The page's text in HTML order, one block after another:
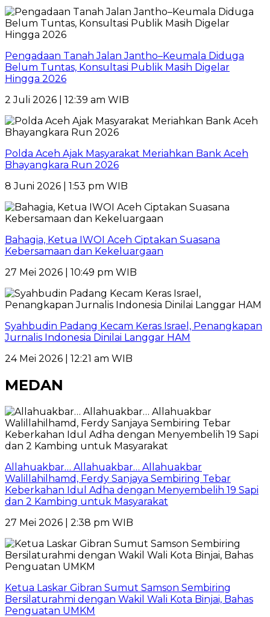
Pengadaan Tanah Jalan Jantho–Keumala Diduga
Belum Tuntas, Konsultasi Publik Masih Digelar
Hingga 2026
2 Juli 2026 | 12:39 am WIB
Polda Aceh Ajak Masyarakat Meriahkan Bank Aceh
Bhayangkara Run 2026
8 Juni 2026 | 1:53 pm WIB
Bahagia, Ketua IWOI Aceh Ciptakan Suasana
Kebersamaan dan Kekeluargaan
27 Mei 2026 | 10:49 pm WIB
Syahbudin Padang Kecam Keras Israel, Penangkapan
Jurnalis Indonesia Dinilai Langgar HAM
24 Mei 2026 | 12:21 am WIB
MEDAN
Allahuakbar… Allahuakbar… Allahuakbar
Walillahilhamd, Ferdy Sanjaya Sembiring Tebar
Keberkahan Idul Adha dengan Menyembelih 19 Sapi
dan 2 Kambing untuk Masyarakat
27 Mei 2026 | 2:38 pm WIB
Ketua Laskar Gibran Sumut Samson Sembiring
Bersilaturahmi dengan Wakil Wali Kota Binjai, Bahas
Penguatan UMKM